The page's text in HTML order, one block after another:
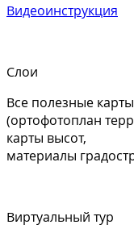
Видеоинструкция
Слои
Все полезные
(ортофотоплан
карты высот,
материалы
Виртуальный тур